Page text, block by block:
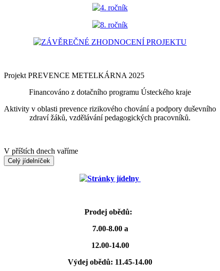
4. ročník
8. ročník
ZÁVĚREČNÉ ZHODNOCENÍ PROJEKTU
Projekt PREVENCE METELKÁRNA 2025
Financováno z dotačního programu Ústeckého kraje
Aktivity v oblasti prevence rizikového chování a podpory duševního
zdraví žáků, vzdělávání pedagogických pracovníků.
V příštích dnech vaříme
Celý jídelníček
Stránky jídelny
Prodej obědů:
7.00-8.00 a
12.00-14.00
Výdej obědů: 11.45-14.00